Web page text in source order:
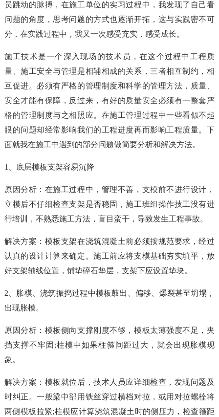
员跳动的脉搏，在施工单位的实习过程中，我发现了自己看
问题的角度，思考问题的方式也逐渐开拓，这与实践密不可
分，在实践过程中，我又一次感受充实，感受成长。
施工技术是一个深入现场的技术员，在这个过程中工程质
量、施工安全与管理是相辅相成的关系，三者相互制约，相
互促进。必须有严格的管理制度和科学的管理方法，质量、
安全才能有保障，反过来，有好的质量安全必须有一整套严
格的管理制度与之相照应。在施工管理过程中一些看似不起
眼的问题却经常影响我们的工程进度再而影响工程质量。下
面就我在施工中遇到的部分问题做简要分析和解决方法。
1、底层模板支架容易沉降
原因分析：在施工过程中，管理不善，支模前不进行设计，
立模后不仔细检查支架是否稳固，施工班组操作技工没有进
行培训，不熟悉施工方法，盲目蛮干，导致发生工程事故。
解决方案：模板支架在浇筑混凝土前必须按规范要求，经过
认真的设计计算来确定。施工前应将支模基础夯实填平，放
好支架轴线位置，铺垫碎石垫层，支架下应设置垫块。
2、胀模、浇筑振捣过程中模板鼓出、偏移、爆裂甚至坍塌，
出现胀模。
原因分析：模板侧向支撑刚度不够，模板太薄强度不足，夹
挡支撑不牢固;柱模中如果柱箍间距过大，就会出现胀模现
象。
解决方案：模板就位后，技术人员应详细检查，发现问题及
时纠正。一般梁中部用铁丝穿过横档对拉，或用对拉螺栓将
两侧模板拉紧;柱模应计算浇筑混凝土时的侧压力，检查箍距